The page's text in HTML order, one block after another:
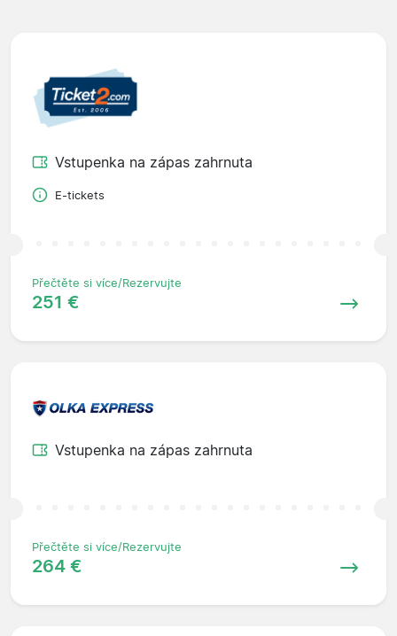
Vstupenka na zápas zahrnuta
E-tickets
Přečtěte si více/Rezervujte
251 €
Vstupenka na zápas zahrnuta
Přečtěte si více/Rezervujte
264 €